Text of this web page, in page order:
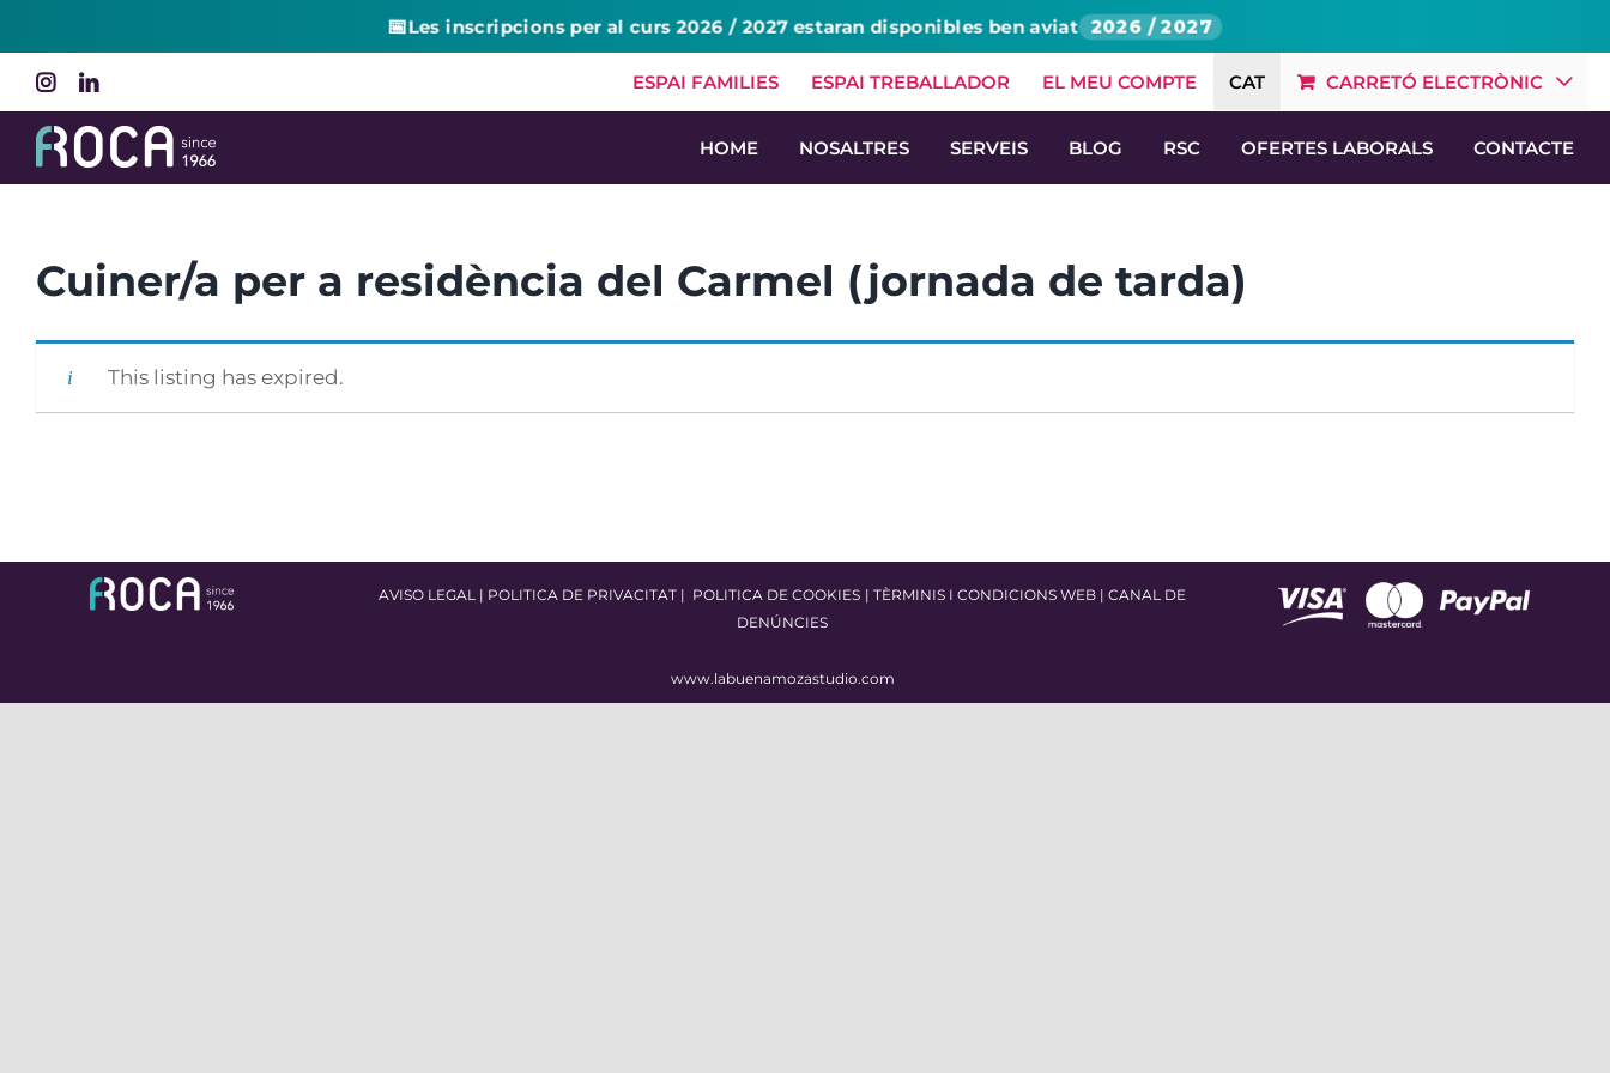
📅Les inscripcions per al curs 2026 / 2027 estaran disponibles ben aviat 2026 / 2027
content
InstagramLinkedIn ESPAI FAMILIES ESPAI TREBALLADOR EL MEU COMPTE CAT CARRETÓ ELECTRÒNIC
HOME NOSALTRES SERVEIS BLOG RSC OFERTES LABORALS CONTACTE
Cuiner/a per a residència del Carmel (jornada de tarda)
This listing has expired.
AVISO LEGAL | POLITICA DE PRIVACITAT | POLITICA DE COOKIES | TÈRMINIS I CONDICIONS WEB |CANAL DE
DENÚNCIES
www.labuenamozastudio.com